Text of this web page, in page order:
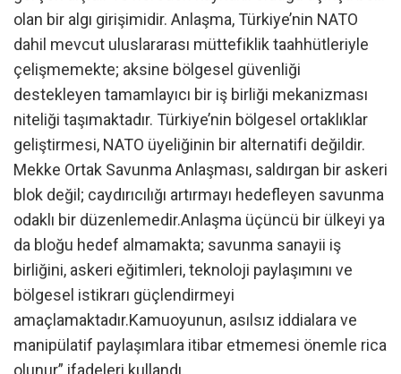
olan bir algı girişimidir. Anlaşma, Türkiye’nin NATO
dahil mevcut uluslararası müttefiklik taahhütleriyle
çelişmemekte; aksine bölgesel güvenliği
destekleyen tamamlayıcı bir iş birliği mekanizması
niteliği taşımaktadır. Türkiye’nin bölgesel ortaklıklar
geliştirmesi, NATO üyeliğinin bir alternatifi değildir.
Mekke Ortak Savunma Anlaşması, saldırgan bir askeri
blok değil; caydırıcılığı artırmayı hedefleyen savunma
odaklı bir düzenlemedir.Anlaşma üçüncü bir ülkeyi ya
da bloğu hedef almamakta; savunma sanayii iş
birliğini, askeri eğitimleri, teknoloji paylaşımını ve
bölgesel istikrarı güçlendirmeyi
amaçlamaktadır.Kamuoyunun, asılsız iddialara ve
manipülatif paylaşımlara itibar etmemesi önemle rica
olunur” ifadeleri kullandı.